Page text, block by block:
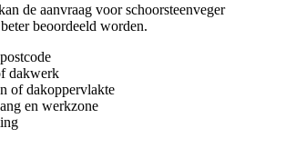
de aanvraag voorschoorsteenveger
beoordeeld worden.
dakwerk
of dakoppervlakte
en werkzone